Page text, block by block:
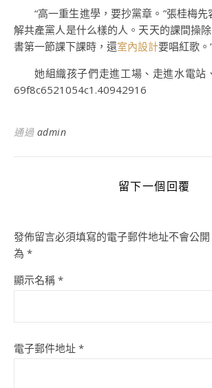
“高一重生進學，要抄黨章。”張桂梅先
解共產黨人是什么樣的人。天天的課間操
書第一節課下課時，還室內設計要唱紅歌。
她組織孩子們走進工場、走進水電站
69f8c6521054c1.40942916
通過 admin
留下一個回覆
發佈留言必須填寫的電子郵件地址不會公開
為 *
顯示名稱 *
電子郵件地址 *